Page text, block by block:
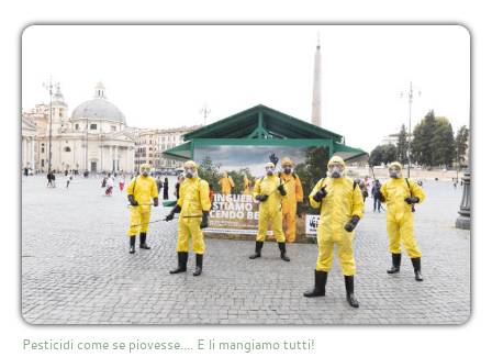
Pesticidi come se piovesse.... E li mangiamo tutti!